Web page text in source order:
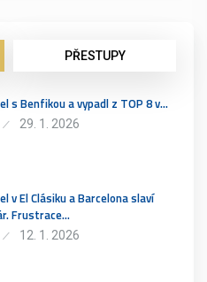
PŘESTUPY
s Benfikou a vypadl z TOP 8 v…
29. 1. 2026
v El Clásiku a Barcelona slaví
Frustrace…
12. 1. 2026